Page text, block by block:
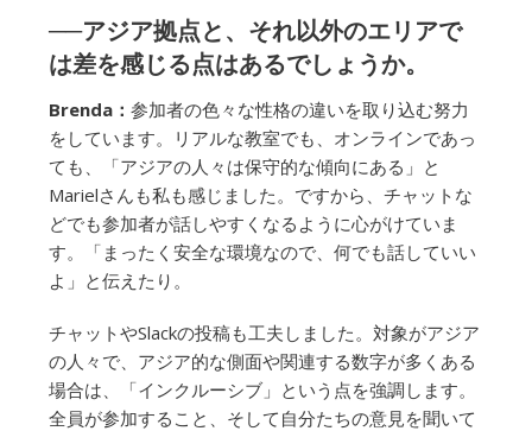
──アジア拠点と、それ以外のエリアで
は差を感じる点はあるでしょうか。
Brenda： 参加者の色々な性格の違いを取り込む努力
をしています。リアルな教室でも、オンラインであっ
ても、「アジアの人々は保守的な傾向にある」と
Marielさんも私も感じました。ですから、チャットな
どでも参加者が話しやすくなるように心がけていま
す。「まったく安全な環境なので、何でも話していい
よ」と伝えたり。
チャットやSlackの投稿も工夫しました。対象がアジア
の人々で、アジア的な側面や関連する数字が多くある
場合は、「インクルーシブ」という点を強調します。
全員が参加すること、そして自分たちの意見を聞いて